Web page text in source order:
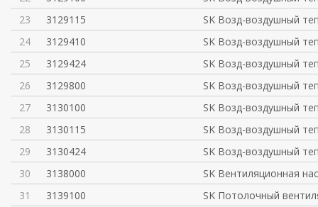
23
3129115
SK Возд-воздушный
24
3129410
SK Возд-воздушный
25
3129424
SK Возд-воздушный
26
3129800
SK Возд-воздушный
27
3130100
SK Возд-воздушный
28
3130115
SK Возд-воздушный
29
3130424
SK Возд-воздушный
30
3138000
SK Вентиляционная
31
3139100
SK Потолочный